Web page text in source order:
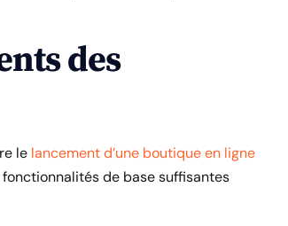
des
le lancement d’une boutique en ligne
de base suffisantes